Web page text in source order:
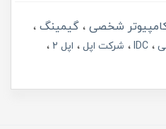
شخصی
گیمینگ
IDC شرکت اپل
اپل 2